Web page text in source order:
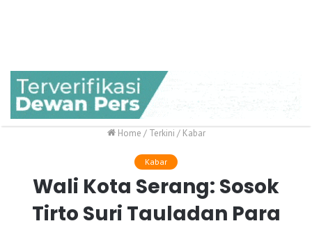
Home / Terkini / Kabar
Kabar
Wali Kota Serang: Sosok
Tirto Suri Tauladan Para